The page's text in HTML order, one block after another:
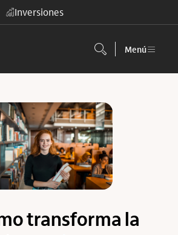
Inversiones
Menú
transforma la